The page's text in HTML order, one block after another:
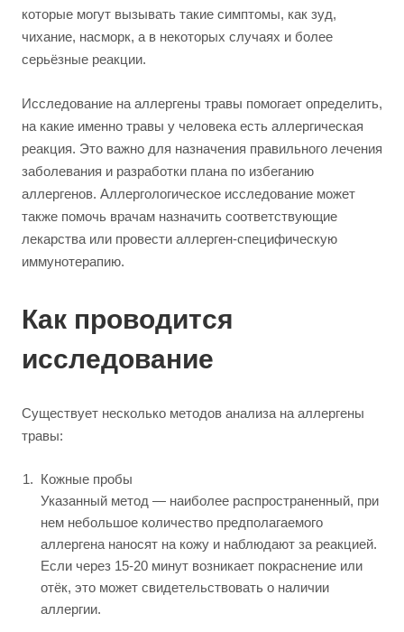
которые могут вызывать такие симптомы, как зуд,
чихание, насморк, а в некоторых случаях и более
серьёзные реакции.
Исследование на аллергены травы помогает определить,
на какие именно травы у человека есть аллергическая
реакция. Это важно для назначения правильного лечения
заболевания и разработки плана по избеганию
аллергенов. Аллергологическое исследование может
также помочь врачам назначить соответствующие
лекарства или провести аллерген-специфическую
иммунотерапию.
Как проводится
исследование
Существует несколько методов анализа на аллергены
травы:
Кожные пробы
Указанный метод — наиболее распространенный, при
нем небольшое количество предполагаемого
аллергена наносят на кожу и наблюдают за реакцией.
Если через 15-20 минут возникает покраснение или
отёк, это может свидетельствовать о наличии
аллергии.